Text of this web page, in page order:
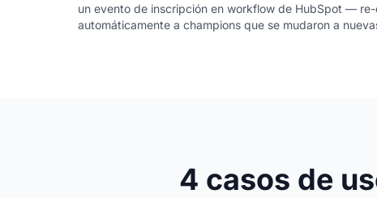
un evento de inscripción en workflow de HubSpot —
automáticamente a champions que se mudaron a
4 casos de